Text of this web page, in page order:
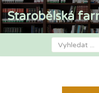
Přeskočit
Starobělská